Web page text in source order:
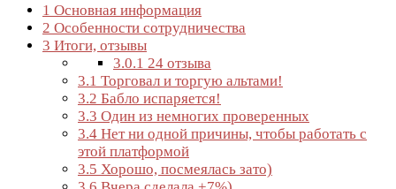
1 Основная информация
2 Особенности сотрудничества
3 Итоги, отзывы
3.0.1 24 отзыва
3.1 Торговал и торгую альтами!
3.2 Бабло испаряется!
3.3 Один из немногих проверенных
3.4 Нет ни одной причины, чтобы работать с
этой платформой
3.5 Хорошо, посмеялась зато)